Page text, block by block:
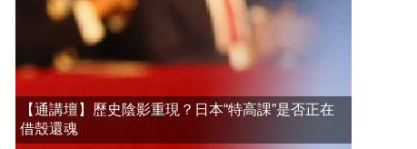
【通講壇】歷史陰影重現？日本“特高課”是否正在
借殼還魂